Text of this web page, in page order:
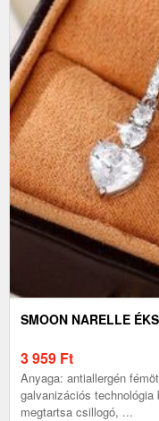
SMOON NARELLE
3 959 Ft
Anyaga: antiallergén
galvanizációs
megtartsa csillogó, ...